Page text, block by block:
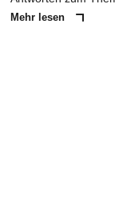
Mehr lesen